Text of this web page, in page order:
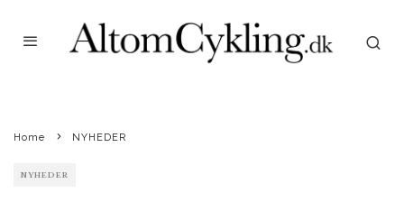
Home NYHEDER
NYHEDER